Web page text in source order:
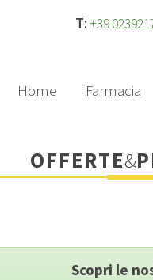
T:+39
Home Farmacia
OFFERTE&
Scopri le